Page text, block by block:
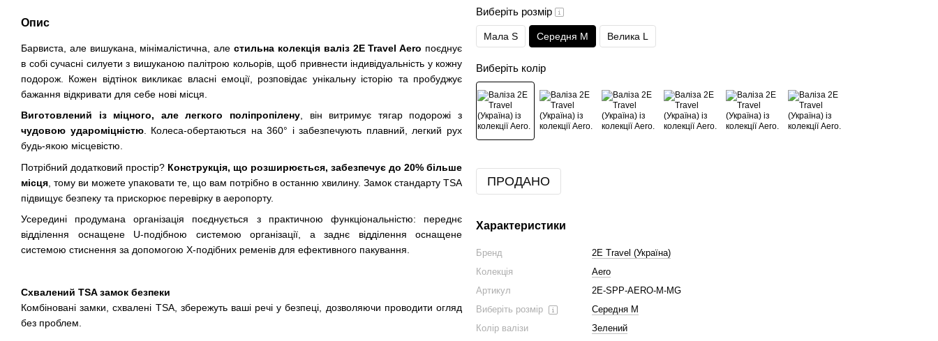
Опис
Барвиста, але вишукана, мінімалістична, алестильна колекція валіз 2E Travel Aero поєднує
в собі сучасні силуети з вишуканою палітрою кольорів, щоб привнести індивідуальність у кожну
подорож. Кожен відтінок викликає власні емоції, розповідає унікальну історію та пробуджує
бажання відкривати для себе нові місця.
Виготовлений із міцного, але легкого поліпропілену, він витримує тягар подорожі з
чудовою удароміцністю. Колеса-обертаються на 360° і забезпечують плавний, легкий рух
будь-якою місцевістю.
Потрібний додатковий простір? Конструкція, що розширюється, забезпечує до 20% більше
місця , тому ви можете упаковати те, що вам потрібно в останню хвилину. Замок стандарту TSA
підвищує безпеку та прискорює перевірку в аеропорту.
Усередині продумана організація поєднується з практичною функціональністю: переднє
відділення оснащене U-подібною системою організації, а заднє відділення оснащене
системою стиснення за допомогою X-подібних ременів для ефективного пакування.
Схвалений TSA замок безпеки
Комбіновані замки, схвалені TSA, збережуть ваші речі у безпеці, дозволяючи проводити огляд
без проблем.
Виберіть розмір
Мала S Середня M Велика L
Виберіть колір
ПРОДАНО
Характеристики
Бренд
2E Travel (Україна)
Колекція
Aero
Артикул
2E-SPP-AERO-M-MG
Виберіть розмір
Середня M
Колір валізи
Зелений